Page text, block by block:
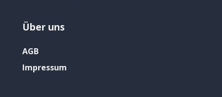
Über uns
AGB
Impressum